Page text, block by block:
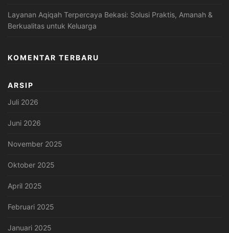
Layanan Aqiqah Terpercaya Bekasi: Solusi Praktis, Amanah &
Berkualitas untuk Keluarga
KOMENTAR TERBARU
ARSIP
Juli 2026
Juni 2026
November 2025
Oktober 2025
April 2025
Februari 2025
Januari 2025